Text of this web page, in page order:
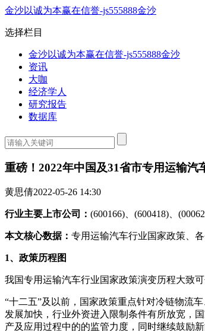
金沙以诚为本赢在信誉-js555888金沙
选择栏目
金沙以诚为本赢在信誉-js555888金沙
资讯
大咖
经济学人
研究报告
数据库
重磅！2022年中国及31省市专用运输
黄思倩2022-05-26 14:30
行业主要上市公司： (600166)、(600418)、
本文核心数据： 专用运输汽车行业国家政策、
1、政策历程图
我国专用运输汽车行业国家政策演变历程大致可
“十二五”及以前，国家政策重点针对冷链物流
发展加快，行业外资进入限制条件有所放宽，
产及应用过程中的的监管力度，同时继续鼓励